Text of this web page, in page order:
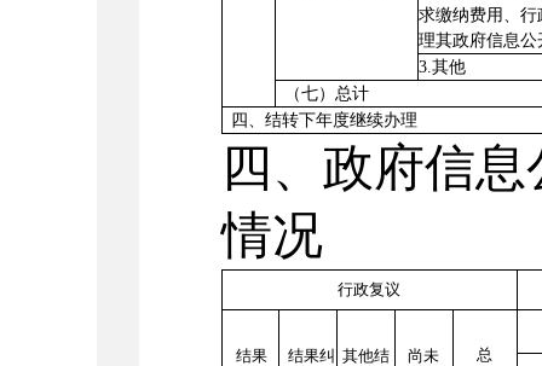
求缴纳费用、
理其政府信息公
3.其他
（七）总计
四、结转下年度继续办理
四、政府信
情况
行政复议
结果
结果纠 其他结
尚未
总